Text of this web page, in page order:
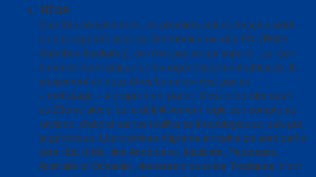
TITOR
Que très certainement, les premiers colons français aient
eu des rapports avec les Amérindiennes des PCI (Petite
Caraïbes Insulaires), ce n’est pas ce qui importe. La race
humaine étant unique et monogénétiquement africaine, le
croisement de deux êtres humains n’est pas un
« métissage » à proprement parler. C’est le dernier quart
du 20ème siècle qui a définitivement réglé son compte au
racisme, d’abord par les fouilles anthropologiques, puis par
la génétique. Les premiers migrants africains qui sont partis
vers l’Est (Inde, îles Andémans, Insulinde, Papouasie,
Australie et Océanie), demeurant sous les Tropiques, n’ont